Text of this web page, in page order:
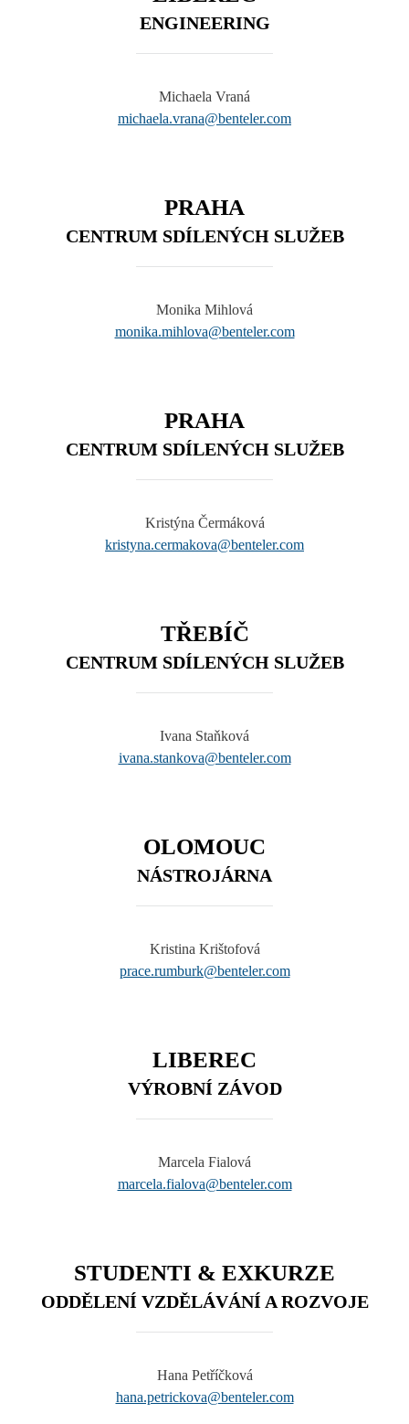
ENGINEERING
Michaela Vraná
michaela.vrana@benteler.com
PRAHA
CENTRUM SDÍLENÝCH SLUŽEB
Monika Mihlová
monika.mihlova@benteler.com
PRAHA
CENTRUM SDÍLENÝCH SLUŽEB
Kristýna Čermáková
kristyna.cermakova@benteler.com
TŘEBÍČ
CENTRUM SDÍLENÝCH SLUŽEB
Ivana Staňková
ivana.stankova@benteler.com
OLOMOUC
NÁSTROJÁRNA
Kristina Krištofová
prace.rumburk@benteler.com
LIBEREC
VÝROBNÍ ZÁVOD
Marcela Fialová
marcela.fialova@benteler.com
STUDENTI & EXKURZE
ODDĚLENÍ VZDĚLÁVÁNÍ A ROZVOJE
Hana Petříčková
hana.petrickova@benteler.com